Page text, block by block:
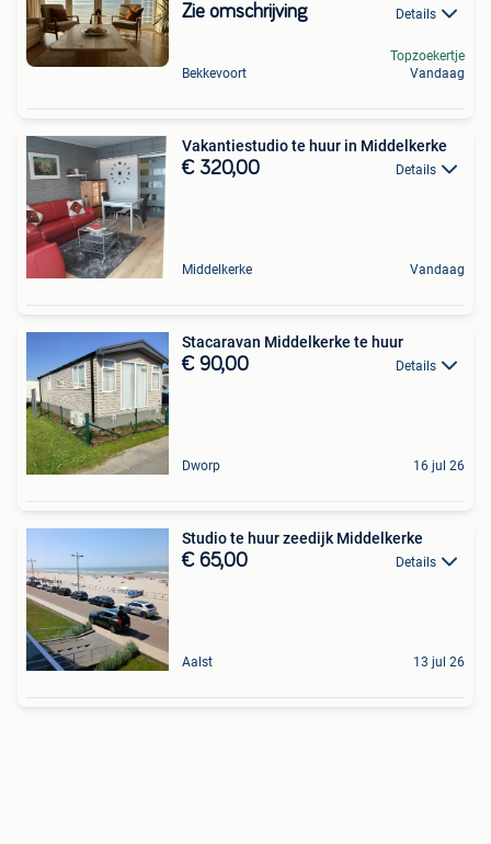
Zie omschrijving Details
Bekkevoort
Topzoekertje
Vandaag
Vakantiestudio te huur in Middelkerke
€ 320,00 Details
Middelkerke Vandaag
Stacaravan Middelkerke te huur
€ 90,00 Details
Dworp 16 jul 26
Studio te huur zeedijk Middelkerke
€ 65,00 Details
Aalst 13 jul 26